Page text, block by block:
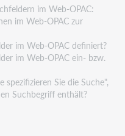
im Web-OPAC:
im Web-OPAC zur
im Web-OPAC definiert?
im Web-OPAC ein- bzw.
Sie die Suche",
Suchbegriff enthält?